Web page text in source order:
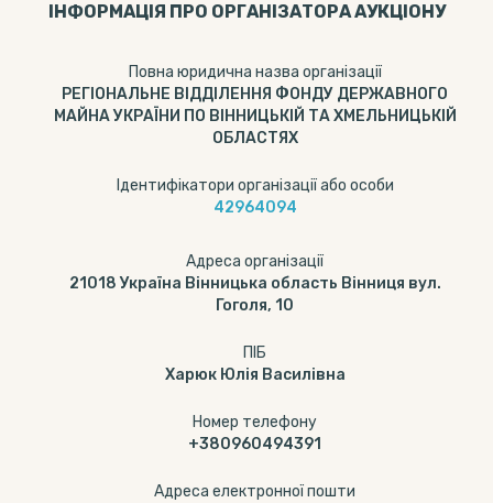
ІНФОРМАЦІЯ ПРО ОРГАНІЗАТОРА АУКЦІОНУ
Повна юридична назва організації
РЕГІОНАЛЬНЕ ВІДДІЛЕННЯ ФОНДУ ДЕРЖАВНОГО
МАЙНА УКРАЇНИ ПО ВІННИЦЬКІЙ ТА ХМЕЛЬНИЦЬКІЙ
ОБЛАСТЯХ
Ідентифікатори організації або особи
42964094
Адреса організації
21018 Україна Вінницька область Вінниця вул.
Гоголя, 10
ПІБ
Харюк Юлія Василівна
Номер телефону
+380960494391
Адреса електронної пошти